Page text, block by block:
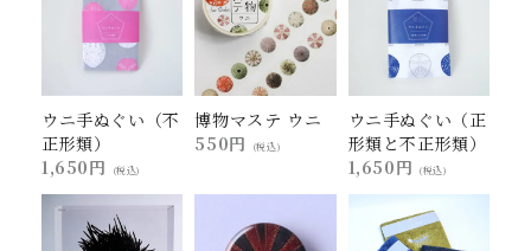
ウニ手ぬぐい（不
正形類）
1,650円
(税込)
博物マステ ウニ
550円
(税込)
ウニ手ぬぐい（正
形類と不正形類）
1,650円
(税込)